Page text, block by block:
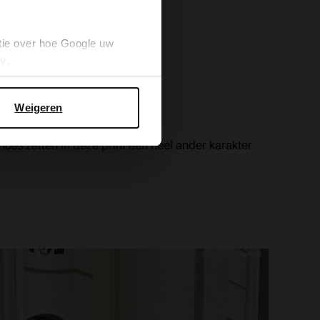
over hoe Google uw
Weigeren
zetten in deze print een heel ander karakter